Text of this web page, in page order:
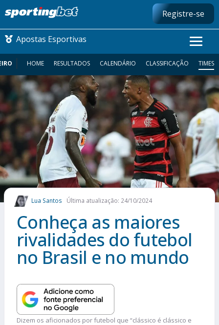
Registre-se
Apostas Esportivas
CONMEBOL LIBERTADORES
FUTEBOL NACIONAL
FUTEBOL INTERNACIONAL
COMO APOSTAR
MAIS ESPORTES
HOME RESULTADOS CALENDÁRIO CLASSIFICAÇÃO TIMES
Lua Santos Última atualização: 24/10/2024
Conheça as maiores
rivalidades do futebol
no Brasil e no mundo
Dizem os aficionados por futebol que “clássico é clássico e